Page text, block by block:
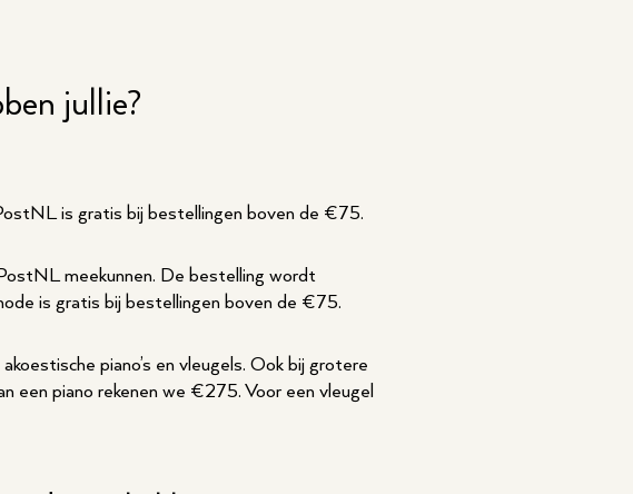
jullie?
is gratis bij bestellingen boven de €75.
meekunnen. De bestelling wordt
is gratis bij bestellingen boven de €75.
piano’s en vleugels. Ook bij grotere
een piano rekenen we €275. Voor een vleugel